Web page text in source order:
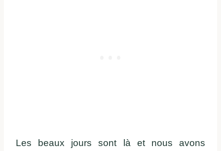
Les beaux jours sont là et nous avons